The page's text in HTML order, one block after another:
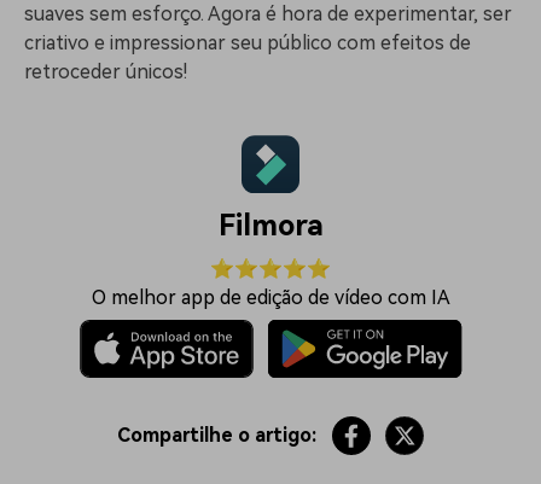
suaves sem esforço. Agora é hora de experimentar, ser
criativo e impressionar seu público com efeitos de
retroceder únicos!
Filmora
⭐⭐⭐⭐⭐
O melhor app de edição de vídeo com IA
Compartilhe o artigo: